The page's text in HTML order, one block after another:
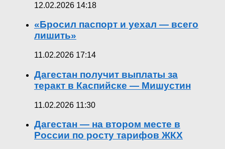
12.02.2026 14:18
«Бросил паспорт и уехал — всего
лишить»
11.02.2026 17:14
Дагестан получит выплаты за
теракт в Каспийске — Мишустин
11.02.2026 11:30
Дагестан — на втором месте в
России по росту тарифов ЖКХ